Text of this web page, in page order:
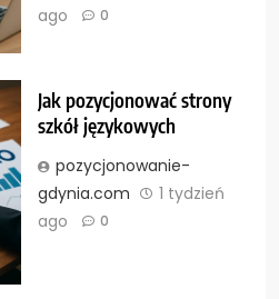
ago
0
Jak pozycjonować strony
szkół językowych
pozycjonowanie-
gdynia.com
1 tydzień
ago
0